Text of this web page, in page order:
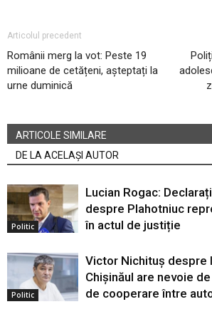
Articolul precedent
Românii merg la vot: Peste 19
milioane de cetățeni, așteptați la
urne duminică
ARTICOLE SIMILARE
DE LA ACELAȘI AUTOR
Politic
Lucian Rogac:
despre Plahotniuc
în actul de justiție
Politic
Victor Nichituș despre
Chișinăul are nevoie
de cooperare între